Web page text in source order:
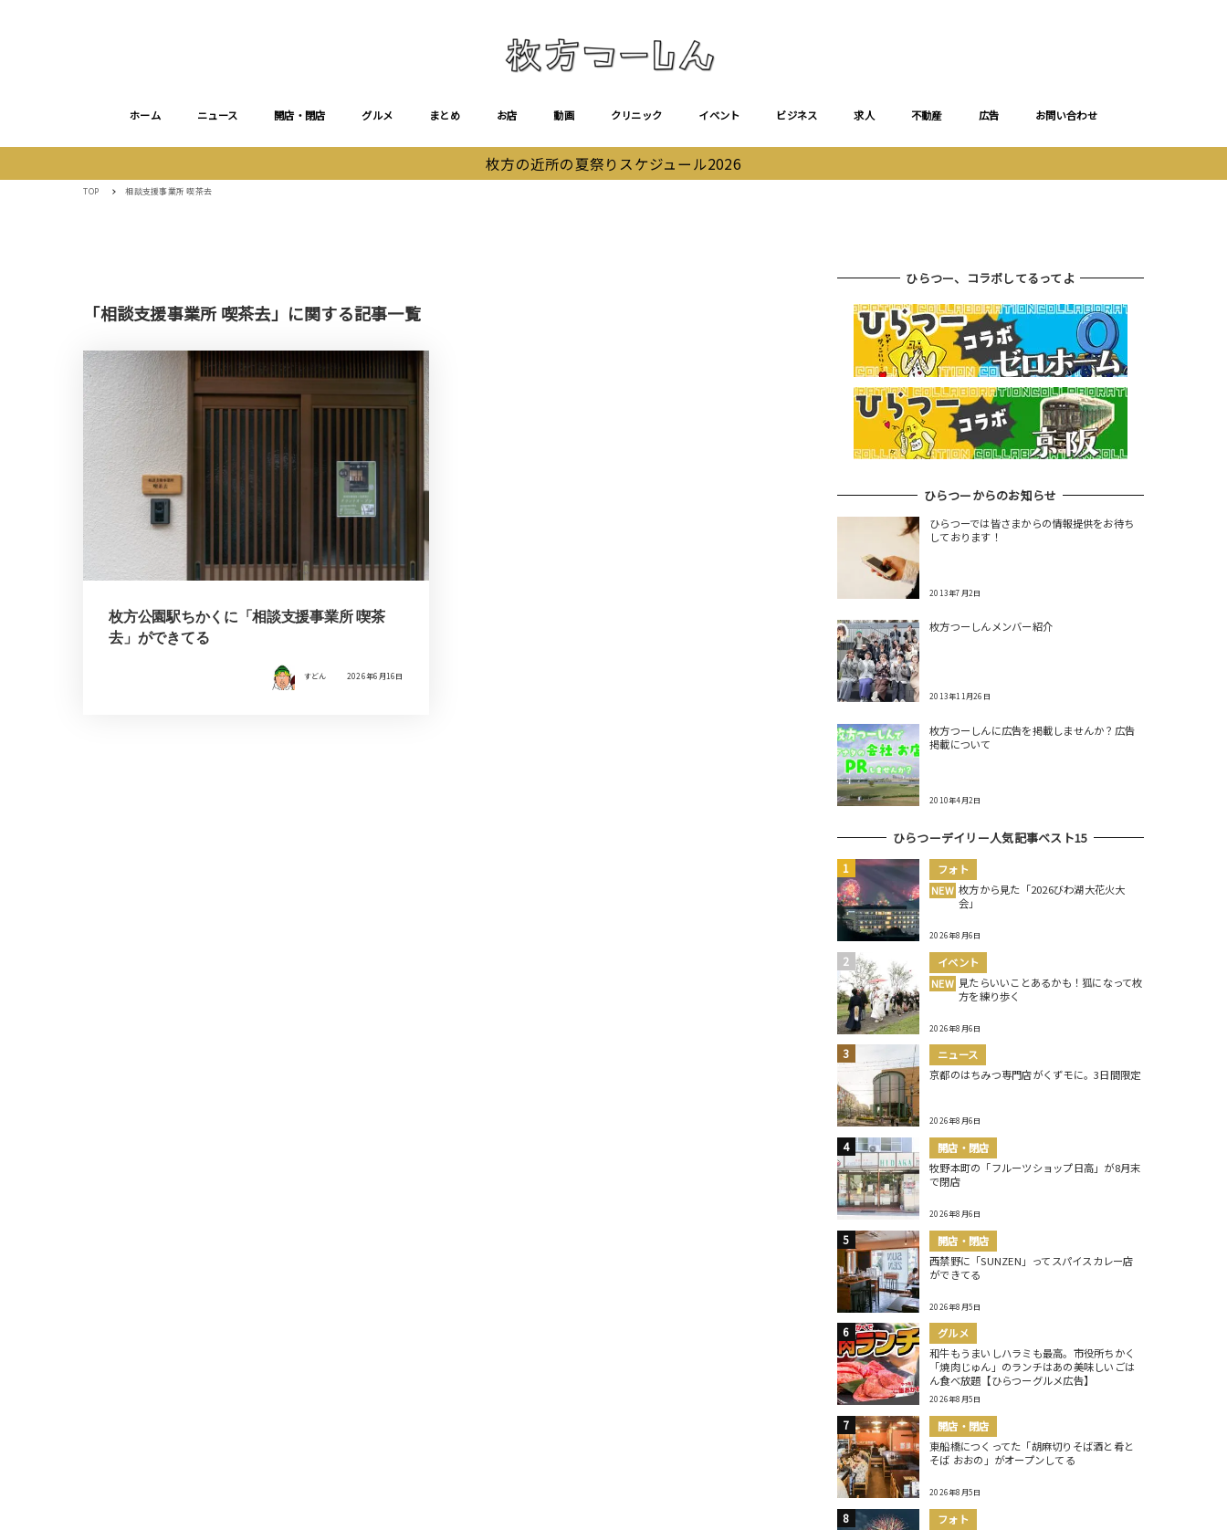
ホーム ニュース 開店・閉店 グルメ まとめ お店 動画 クリニック イベント ビジネス 求人 不動産 広告 お問い合わせ
枚方の近所の夏祭りスケジュール2026
TOP 相談支援事業所 喫茶去
「相談支援事業所 喫茶去」に関する記事一覧
枚方公園駅ちかくに「相談支援事業所 喫茶
去」ができてる
すどん 2026年6月16日
ひらつー、コラボしてるってよ
ひらつーからのお知らせ
ひらつーでは皆さまからの情報提供をお待ち
しております！
2013年7月2日
枚方つーしんメンバー紹介
2013年11月26日
枚方つーしんに広告を掲載しませんか？広告
掲載について
2010年4月2日
ひらつーデイリー人気記事ベスト15
フォト
NEW 枚方から見た「2026びわ湖大花火大
会」
2026年8月6日
イベント
NEW 見たらいいことあるかも！狐になって枚
方を練り歩く
2026年8月6日
ニュース
京都のはちみつ専門店がくずモに。3日間限定
2026年8月6日
開店・閉店
牧野本町の「フルーツショップ日高」が8月末
で閉店
2026年8月6日
開店・閉店
西禁野に「SUNZEN」ってスパイスカレー店
ができてる
2026年8月5日
グルメ
和牛もうまいしハラミも最高。市役所ちかく
「焼肉じゅん」のランチはあの美味しいごは
ん食べ放題【ひらつーグルメ広告】
2026年8月5日
開店・閉店
東船橋につくってた「胡麻切りそば酒と肴と
そば おおの」がオープンしてる
2026年8月5日
フォト